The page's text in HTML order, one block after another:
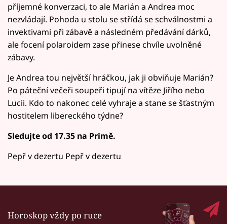
příjemné konverzaci, to ale Marián a Andrea moc
nezvládají. Pohoda u stolu se střídá se schválnostmi a
invektivami při zábavě a následném předávání dárků,
ale focení polaroidem zase přinese chvíle uvolněné
zábavy.
Je Andrea tou největší hráčkou, jak ji obviňuje Marián?
Po páteční večeři soupeři tipují na vítěze Jiřího nebo
Lucii. Kdo to nakonec celé vyhraje a stane se šťastným
hostitelem libereckého týdne?
Sledujte od 17.35 na Primě.
Pepř v dezertu Pepř v dezertu
Horoskop vždy po ruce